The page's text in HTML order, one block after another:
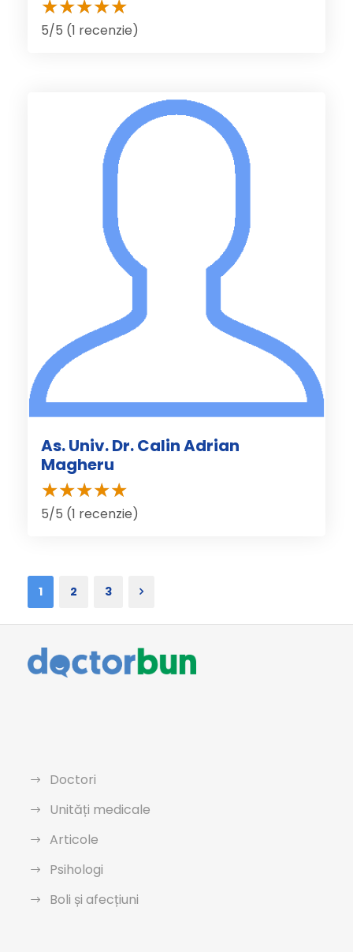
5/5 (1 recenzie)
As. Univ. Dr. Calin Adrian
Magheru
5/5 (1 recenzie)
1 2 3
Doctori
Unități medicale
Articole
Psihologi
Boli și afecțiuni